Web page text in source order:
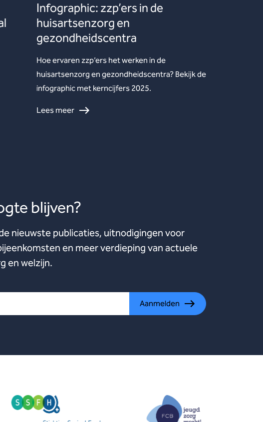
Infographic: zzp’ers in de
huisartsenzorg en
gezondheidscentra
Hoe ervaren zzp’ers het werken in de
huisartsenzorg en gezondheidscentra? Bekijk de
infographic met kerncijfers 2025.
Lees meer
blijven?
nieuwste publicaties, uitnodigingen voor
en meer verdieping van actuele
en welzijn.
Aanmelden